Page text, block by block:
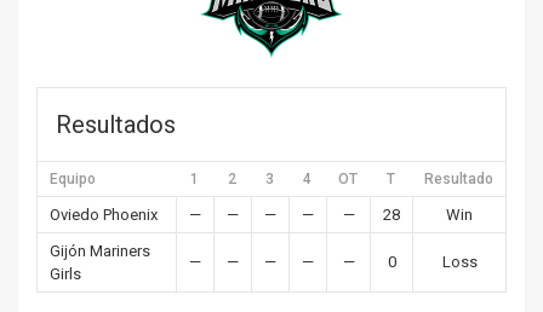
Resultados
Equipo 1 2 3 4 OT T Resultado
Oviedo Phoenix — — — — — 28
Win
Gijón Mariners
Girls
— — — — — 0 Loss